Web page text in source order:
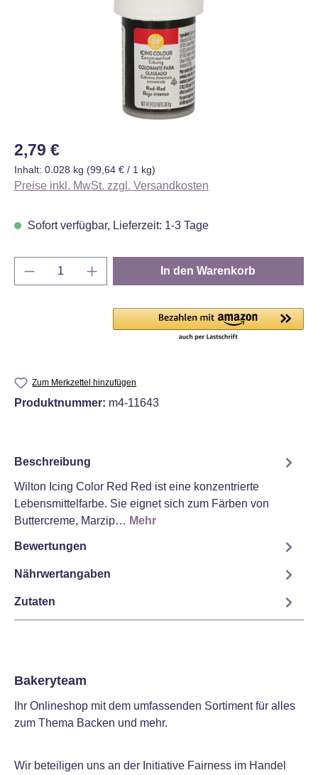
Regulärer Preis:
2,79 €
Inhalt: 0.028 kg (99,64 € / 1 kg)
Preise inkl. MwSt. zzgl. Versandkosten
Sofort verfügbar, Lieferzeit: 1-3 Tage
Produkt Anzahl: Gib den gewünschten
In den Warenkorb
Zum Merkzettel hinzufügen
Produktnummer: m4-11643
Beschreibung
Wilton Icing Color Red Red ist eine konzentrierte
Lebensmittelfarbe. Sie eignet sich zum Färben von
Buttercreme, Marzip… Mehr
Bewertungen
Nährwertangaben
Zutaten
Bakeryteam
Ihr Onlineshop mit dem umfassenden Sortiment für alles
zum Thema Backen und mehr.
Wir beteiligen uns an der Initiative Fairness im Handel